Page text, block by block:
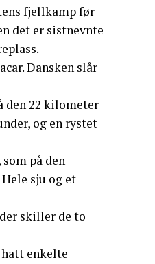
fjellkamp før
det er sistnevnte
Dansken slår
den 22 kilometer
og en rystet
på den
sju og et
skiller de to
hatt enkelte